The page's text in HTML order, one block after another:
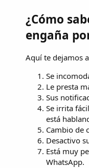
¿Cómo
engaña
Aquí te dejamos
Se
Le presta
Sus
Se irrita
está
Cambio de
Desactivo
Está muy
WhatsApp.